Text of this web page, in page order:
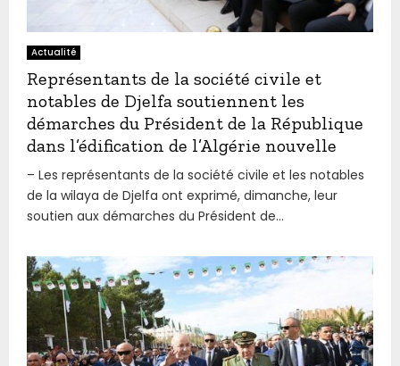
Actualité
Représentants de la société civile et
notables de Djelfa soutiennent les
démarches du Président de la République
dans l’édification de l’Algérie nouvelle
– Les représentants de la société civile et les notables
de la wilaya de Djelfa ont exprimé, dimanche, leur
soutien aux démarches du Président de...